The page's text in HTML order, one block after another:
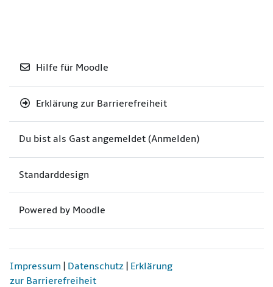
Hilfe für Moodle
Erklärung zur Barrierefreiheit
Du bist als Gast angemeldet (Anmelden)
Standarddesign
Powered by Moodle
Impressum Datenschutz Erklärung
zur Barrierefreiheit